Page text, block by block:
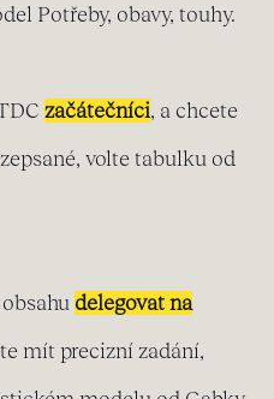
Potřeby, obavy, touhy.
začátečníci, a chcete
volte tabulku od
delegovat na
mít precizní zadání,